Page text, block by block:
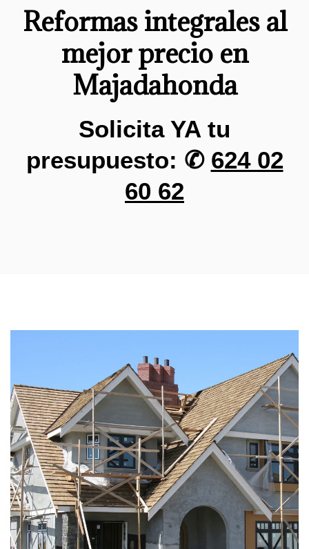
Reformas integrales al
mejor precio en
Majadahonda
Solicita YA tu
presupuesto: ✆ 624 02
60 62